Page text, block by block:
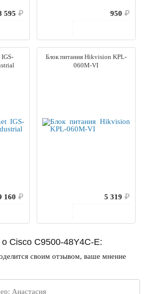
595 ₽
950 ₽
160 ₽
Блок питания Hikvision KPL-
060M-VI
5 319 ₽
Cisco C9500-48Y4C-E:
своим отзывом, ваше мнение